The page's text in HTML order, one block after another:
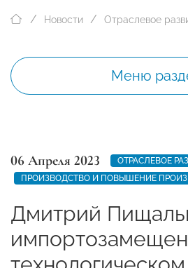
Новости Отраслевое
Меню
06 Апреля 2023
ОТРАСЛЕВОЕ
ПРОИЗВОДСТВО И ПОВЫШЕНИЕ
Дмитрий